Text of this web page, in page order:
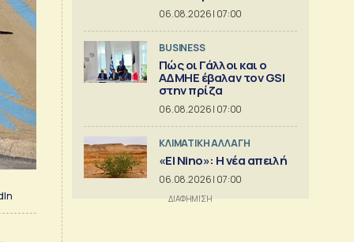
06.08.2026 | 07:00
BUSINESS
Πώς οι Γάλλοι και ο
ΑΔΜΗΕ έβαλαν τον GSI
στην πρίζα
06.08.2026 | 07:00
ΚΛΙΜΑΤΙΚΗ ΑΛΛΑΓΗ
«El Nino»: Η νέα απειλή
06.08.2026 | 07:00